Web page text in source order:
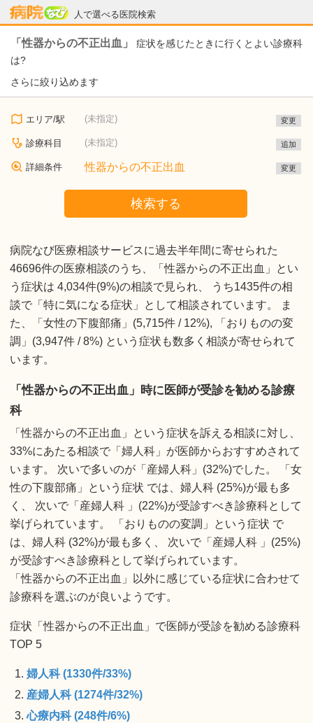
人で選べる医院検索
病院なび
「性器からの不正出血」
症状を感じたときに行くとよい診療科
は?
さらに絞り込めます
エリア/駅 (未指定) 変更
診療科目 (未指定) 追加
詳細条件 性器からの不正出血 変更
検索する
病院なび医療相談サービスに過去半年間に寄せられた
46696件の医療相談のうち、「性器からの不正出血」とい
う症状は 4,034件(9%)の相談で見られ、 うち1435件の相
談で「特に気になる症状」として相談されています。 ま
た、「女性の下腹部痛」(5,715件 / 12%), 「おりものの変
調」(3,947件 / 8%) という症状も数多く相談が寄せられて
います。
「性器からの不正出血」時に医師が受診を勧める診療
科
「性器からの不正出血」という症状を訴える相談に対し、
33%にあたる相談で「婦人科」が医師からおすすめされて
います。 次いで多いのが「産婦人科」(32%)でした。 「女
性の下腹部痛」という症状 では、婦人科 (25%)が最も多
く、 次いで「産婦人科 」(22%)が受診すべき診療科として
挙げられています。 「おりものの変調」という症状 で
は、婦人科 (32%)が最も多く、 次いで「産婦人科 」(25%)
が受診すべき診療科として挙げられています。
「性器からの不正出血」以外に感じている症状に合わせて
診療科を選ぶのが良いようです。
症状「性器からの不正出血」で医師が受診を勧める診療科
TOP 5
婦人科 (1330件/33%)
産婦人科 (1274件/32%)
心療内科 (248件/6%)